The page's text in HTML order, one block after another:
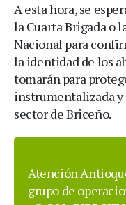
A esta hora, se
la Cuarta Brigada o
Nacional para
la identidad de los
tomarán para
instrumentalizada y
sector de Briceño.
Atención
grupo de